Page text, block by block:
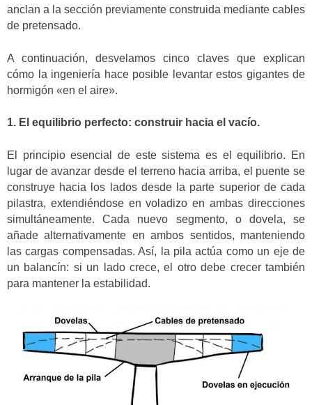
anclan a la sección previamente construida mediante cables
de pretensado.
A continuación, desvelamos cinco claves que explican
cómo la ingeniería hace posible levantar estos gigantes de
hormigón «en el aire».
1. El equilibrio perfecto: construir hacia el vacío.
El principio esencial de este sistema es el equilibrio. En
lugar de avanzar desde el terreno hacia arriba, el puente se
construye hacia los lados desde la parte superior de cada
pilastra, extendiéndose en voladizo en ambas direcciones
simultáneamente. Cada nuevo segmento, o dovela, se
añade alternativamente en ambos sentidos, manteniendo
las cargas compensadas. Así, la pila actúa como un eje de
un balancín: si un lado crece, el otro debe crecer también
para mantener la estabilidad.